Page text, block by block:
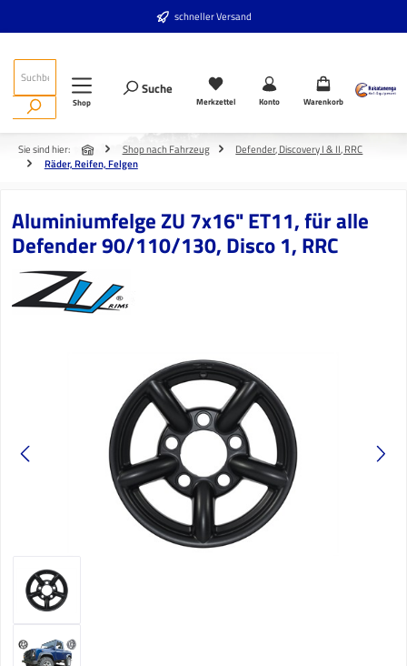
schneller Versand
Shop
Suche
Merkzettel Konto Warenkorb
Sie sind hier: Shop nach Fahrzeug
Defender, Discovery I & II, RRC
Räder, Reifen, Felgen
Aluminiumfelge ZU 7x16" ET11, für alle
Defender 90/110/130, Disco 1, RRC